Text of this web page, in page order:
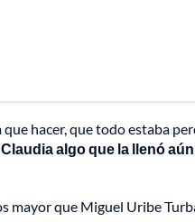
hacer, que todo estaba
algo que la llenó
mayor que Miguel Uribe